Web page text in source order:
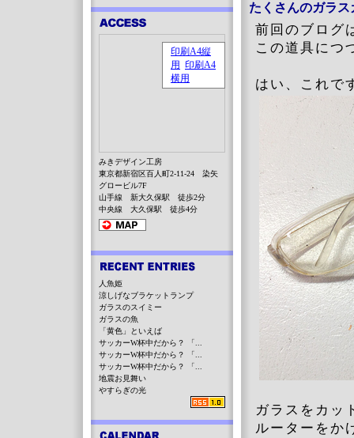
たくさんのガラ
前回のブログ
この道具につ
はい、これで
ガラスをカッ
ルーターをか
みきデザイン工房
東京都新宿区百人町2-11-24 染矢
グロービル7F
山手線 新大久保駅 徒歩2分
中央線 大久保駅 徒歩4分
人魚姫
涼しげなブラケットランプ
ガラスのスイミー
ガラスの魚
「黄色」といえば
サッカーW杯中だから？ 「...
サッカーW杯中だから？ 「...
サッカーW杯中だから？ 「...
地震お見舞い
やすらぎの光